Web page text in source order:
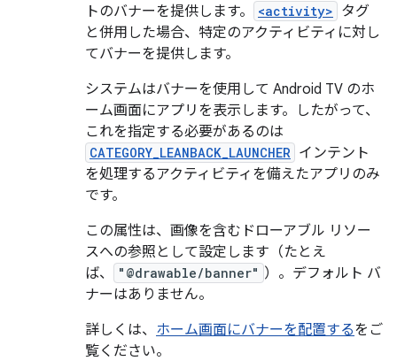
トのバナーを提供します。
<activity> タグ
と併用した場合、特定のアクティビティに対し
てバナーを提供します。
システムはバナーを使用して Android TV のホ
ーム画面にアプリを表示します。したがって、
これを指定する必要があるのは
CATEGORY_LEANBACK_LAUNCHER インテント
を処理するアクティビティを備えたアプリのみ
です。
この属性は、画像を含むドローアブル リソー
スへの参照として設定します（たとえ
ば、
"@drawable/banner" ）。デフォルト バ
ナーはありません。
詳しくは、 ホーム画面にバナーを配置するをご
覧ください。